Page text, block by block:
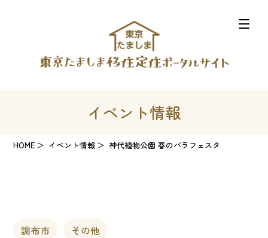
イベント情報
HOME イベント情報 神代植物公園 春のバラフェスタ
調布市 その他